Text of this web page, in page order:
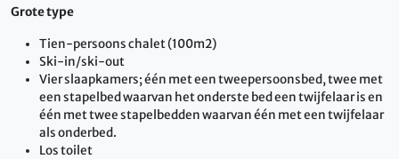
Grote type
Tien-persoons chalet (100m2)
Ski-in/ski-out
Vier slaapkamers; één met een tweepersoonsbed, twee met
een stapelbed waarvan het onderste bed een twijfelaar is en
één met twee stapelbedden waarvan één met een twijfelaar
als onderbed.
Los toilet